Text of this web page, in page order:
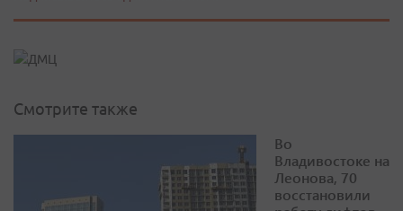
Смотрите также
Во
Владивостоке на
Леонова, 70
восстановили